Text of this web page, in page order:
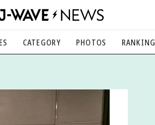
CATEGORY
映画、芸能、舞台、スポーツなど
カルチャー
アート、文芸、マンガなど
PHOTOS RANKING